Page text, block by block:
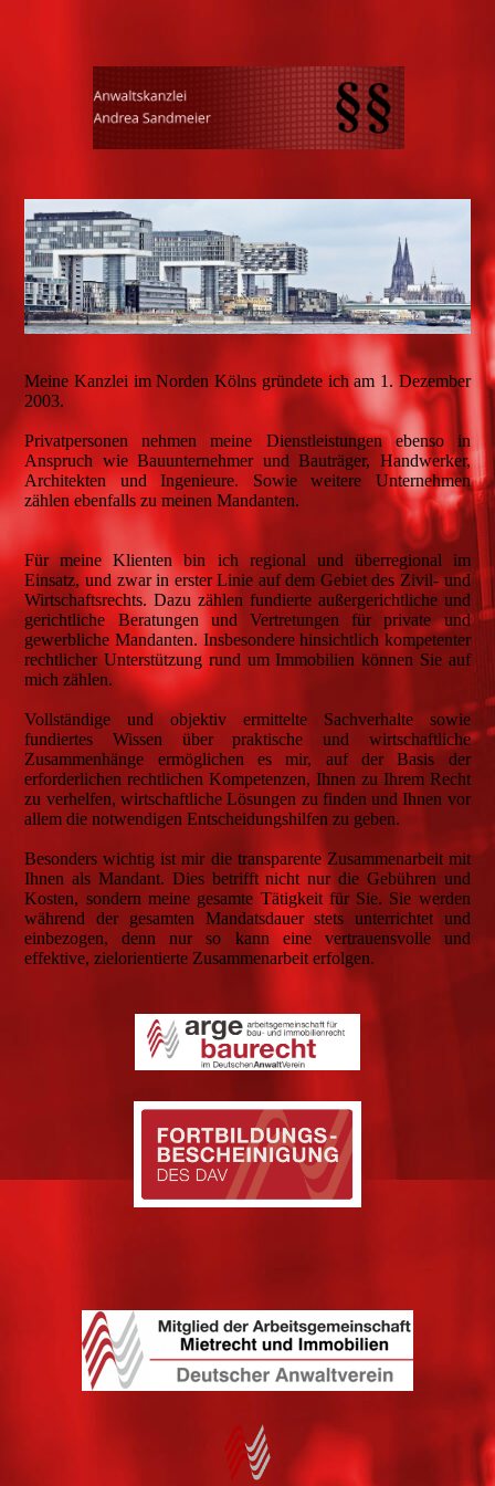
Meine Kanzlei im Norden Kölns gründete ich am 1. Dezember
2003.
Privatpersonen nehmen meine Dienstleistungen ebenso in
Anspruch wie Bauunternehmer und Bauträger, Handwerker,
Architekten und Ingenieure. Sowie weitere Unternehmen
zählen ebenfalls zu meinen Mandanten.
Für meine Klienten bin ich regional und überregional im
Einsatz, und zwar in erster Linie auf dem Gebiet des Zivil- und
Wirtschaftsrechts. Dazu zählen fundierte außergerichtliche und
gerichtliche Beratungen und Vertretungen für private und
gewerbliche Mandanten. Insbesondere hinsichtlich kompetenter
rechtlicher Unterstützung rund um Immobilien können Sie auf
mich zählen.
Vollständige und objektiv ermittelte Sachverhalte sowie
fundiertes Wissen über praktische und wirtschaftliche
Zusammenhänge ermöglichen es mir, auf der Basis der
erforderlichen rechtlichen Kompetenzen, Ihnen zu Ihrem Recht
zu verhelfen, wirtschaftliche Lösungen zu finden und Ihnen vor
allem die notwendigen Entscheidungshilfen zu geben.
Besonders wichtig ist mir die transparente Zusammenarbeit mit
Ihnen als Mandant. Dies betrifft nicht nur die Gebühren und
Kosten, sondern meine gesamte Tätigkeit für Sie. Sie werden
während der gesamten Mandatsdauer stets unterrichtet und
einbezogen, denn nur so kann eine vertrauensvolle und
effektive, zielorientierte Zusammenarbeit erfolgen.